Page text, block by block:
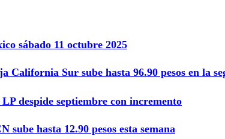
sábado 11 octubre 2025
California Sur sube hasta 96.90 pesos en la
despide septiembre con incremento
sube hasta 12.90 pesos esta semana